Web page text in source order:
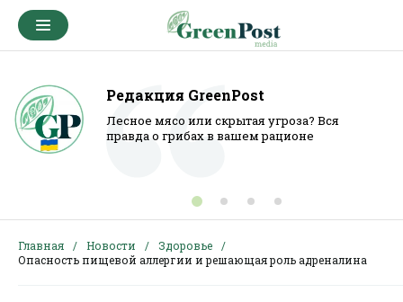
Редакция GreenPost
Лесное мясо или скрытая угроза? Вся
правда о грибах в вашем рационе
Главная Новости
Здоровье
Опасность пищевой аллергии и решающая роль адреналина